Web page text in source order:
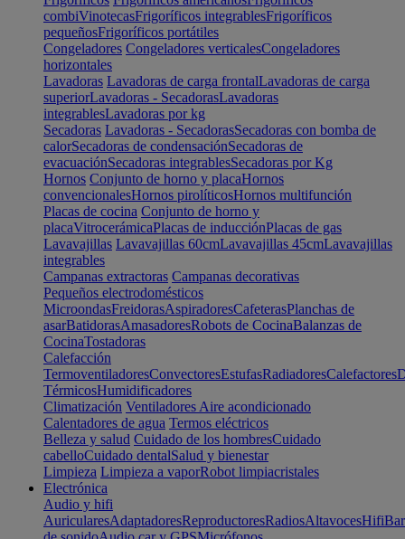
combiVinotecasFrigoríficos integrablesFrigoríficos
pequeñosFrigoríficos portátiles
Congeladores Congeladores verticalesCongeladores
horizontales
Lavadoras Lavadoras de carga frontalLavadoras de carga
superiorLavadoras - SecadorasLavadoras
integrablesLavadoras por kg
Secadoras Lavadoras - SecadorasSecadoras con bomba de
calorSecadoras de condensaciónSecadoras de
evacuaciónSecadoras integrablesSecadoras por Kg
Hornos Conjunto de horno y placaHornos
convencionalesHornos pirolíticosHornos multifunción
Placas de cocina Conjunto de horno y
placaVitrocerámicaPlacas de inducciónPlacas de gas
Lavavajillas Lavavajillas 60cmLavavajillas 45cmLavavajillas
integrables
Campanas extractoras Campanas decorativas
Pequeños electrodomésticos
MicroondasFreidorasAspiradoresCafeterasPlanchas de
asarBatidorasAmasadoresRobots de CocinaBalanzas de
CocinaTostadoras
Calefacción
TermoventiladoresConvectoresEstufasRadiadoresCalefactores
TérmicosHumidificadores
Climatización Ventiladores Aire acondicionado
Calentadores de agua Termos eléctricos
Belleza y salud Cuidado de los hombresCuidado
cabelloCuidado dentalSalud y bienestar
Limpieza Limpieza a vaporRobot limpiacristales
Electrónica
Audio y hifi
AuricularesAdaptadoresReproductoresRadiosAltavocesHifi